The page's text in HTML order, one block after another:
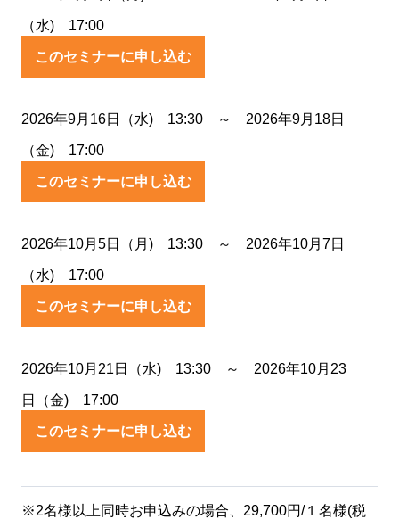
（水) 17:00
このセミナーに申し込む
2026年9月16日（水) 13:30 ～ 2026年9月18日
（金) 17:00
このセミナーに申し込む
2026年10月5日（月) 13:30 ～ 2026年10月7日
（水) 17:00
このセミナーに申し込む
2026年10月21日（水) 13:30 ～ 2026年10月23
日（金) 17:00
このセミナーに申し込む
※2名様以上同時お申込みの場合、29,700円/１名様(税